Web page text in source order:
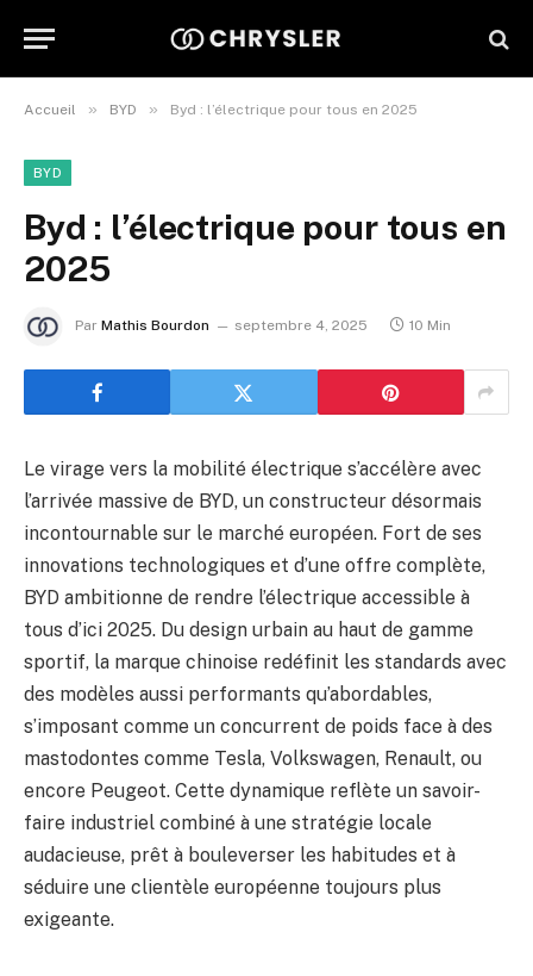
Accueil » BYD » Byd : l’électrique pour tous en 2025
BYD
Byd : l’électrique pour tous en
2025
Par Mathis Bourdon septembre 4, 2025 10 Min
Le virage vers la mobilité électrique s’accélère avec
l’arrivée massive de BYD, un constructeur désormais
incontournable sur le marché européen. Fort de ses
innovations technologiques et d’une offre complète,
BYD ambitionne de rendre l’électrique accessible à
tous d’ici 2025. Du design urbain au haut de gamme
sportif, la marque chinoise redéfinit les standards avec
des modèles aussi performants qu’abordables,
s’imposant comme un concurrent de poids face à des
mastodontes comme Tesla, Volkswagen, Renault, ou
encore Peugeot. Cette dynamique reflète un savoir-
faire industriel combiné à une stratégie locale
audacieuse, prêt à bouleverser les habitudes et à
séduire une clientèle européenne toujours plus
exigeante.